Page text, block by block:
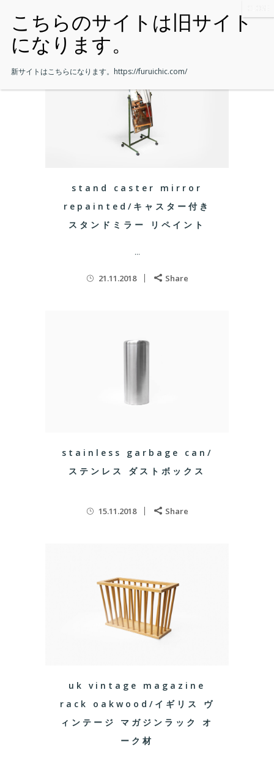
stand caster mirror
repainted/キャスター付き
スタンドミラー リペイント
...
21.11.2018 Share
stainless garbage can/
ステンレス ダストボックス
15.11.2018 Share
uk vintage magazine
rack oakwood/イギリス ヴ
ィンテージ マガジンラック オ
ーク材
新サイトはこちらになります。 https://furuichic.com/